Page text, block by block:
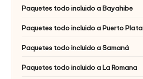
Paquetes todo incluido a Bayahibe
Paquetes todo incluido a Puerto Plata
Paquetes todo incluido a Samaná
Paquetes todo incluido a La Romana